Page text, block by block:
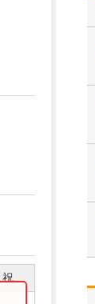
祝